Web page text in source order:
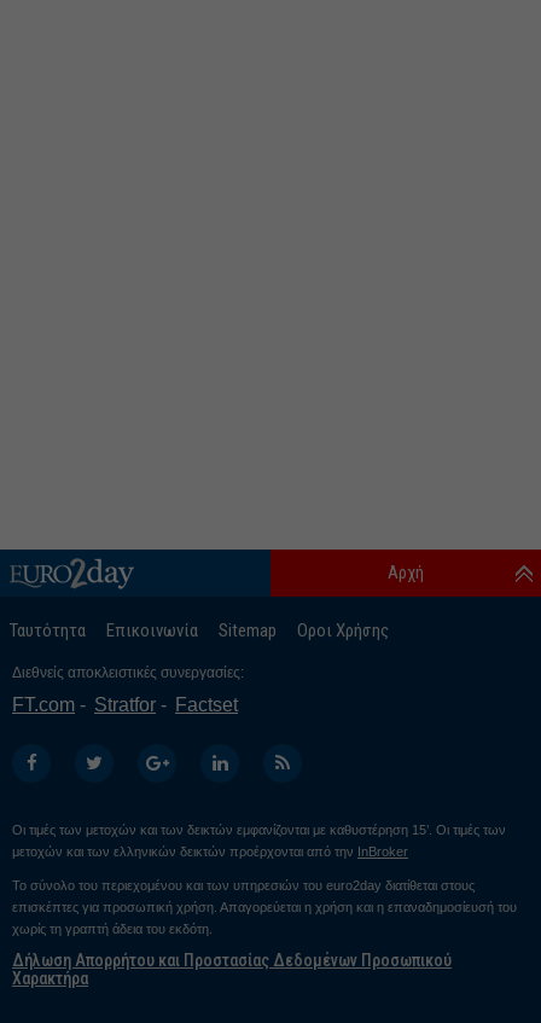
Ταυτότητα Επικοινωνία Sitemap Οροι Χρήσης
Αρχή
Διεθνείς αποκλειστικές συνεργασίες:
FT.com Stratfor Factset
Οι τιμές των μετοχών και των δεικτών εμφανίζονται με καθυστέρηση 15’. Οι τιμές των
μετοχών και των ελληνικών δεικτών προέρχονται από την InBroker
Το σύνολο του περιεχομένου και των υπηρεσιών του euro2day διατίθεται στους
επισκέπτες για προσωπική χρήση. Απαγορεύεται η χρήση και η επαναδημοσίευσή του
χωρίς τη γραπτή άδεια του εκδότη.
Δήλωση Απορρήτου και Προστασίας Δεδομένων Προσωπικού
Χαρακτήρα